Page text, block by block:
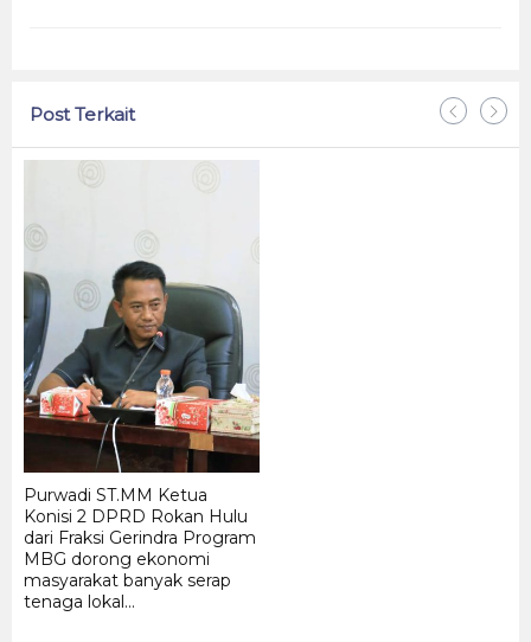
Post Terkait
Purwadi ST.MM Ketua
Konisi 2 DPRD Rokan Hulu
dari Fraksi Gerindra Program
MBG dorong ekonomi
masyarakat banyak serap
tenaga lokal...